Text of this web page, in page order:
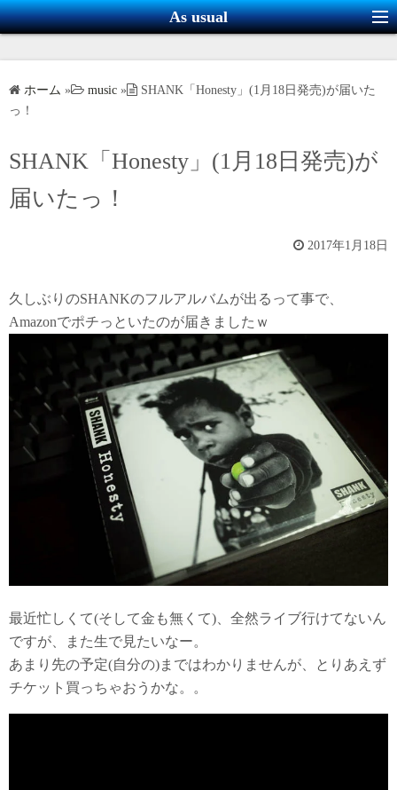
コ
ン
キ
As usual
ホーム » music »
SHANK「Honesty」(1月18日発売)が届いた
っ！
SHANK「Honesty」(1月18日発売)が
届いたっ！
2017年1月18日
久しぶりのSHANKのフルアルバムが出るって事で、
Amazonでポチっといたのが届きましたｗ
最近忙しくて(そして金も無くて)、全然ライブ行けてないん
ですが、また生で見たいなー。
あまり先の予定(自分の)まではわかりませんが、とりあえず
チケット買っちゃおうかな。。